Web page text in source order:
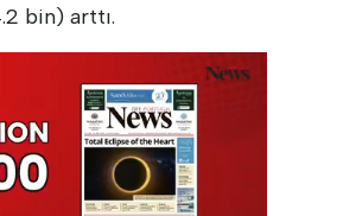
bin) arttı.